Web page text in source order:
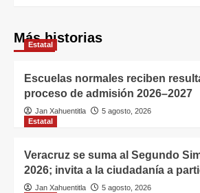
Más historias
Estatal
Escuelas normales reciben
proceso de admisión 2026–2027
Jan Xahuentitla
5 agosto, 2026
Estatal
Veracruz se suma al Segundo
2026; invita a la ciudadanía a
Jan Xahuentitla
5 agosto, 2026